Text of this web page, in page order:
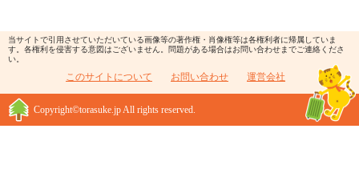
当サイトで引用させていただいている画像等の著作権・肖像権等は各権利者に帰属していま
す。各権利を侵害する意図はございません。問題がある場合はお問い合わせまでご連絡くださ
い。
このサイトについて お問い合わせ 運営会社
Copyright©torasuke.jp All rights reserved.